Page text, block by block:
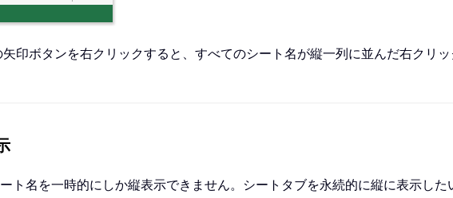
印ボタンを右クリックすると、すべてのシート名が縦一列に並んだ右クリ
ト名を一時的にしか縦表示できません。シートタブを永続的に縦に表示した